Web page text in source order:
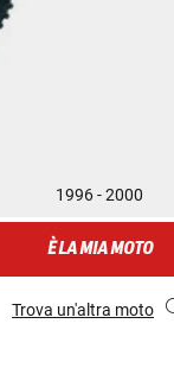
1996 - 2000
È LA MIA MOTO
Trova un'altra moto